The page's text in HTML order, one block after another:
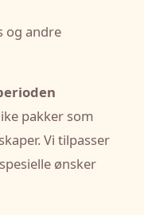
og andre
pakker som
Vi tilpasser
ønsker